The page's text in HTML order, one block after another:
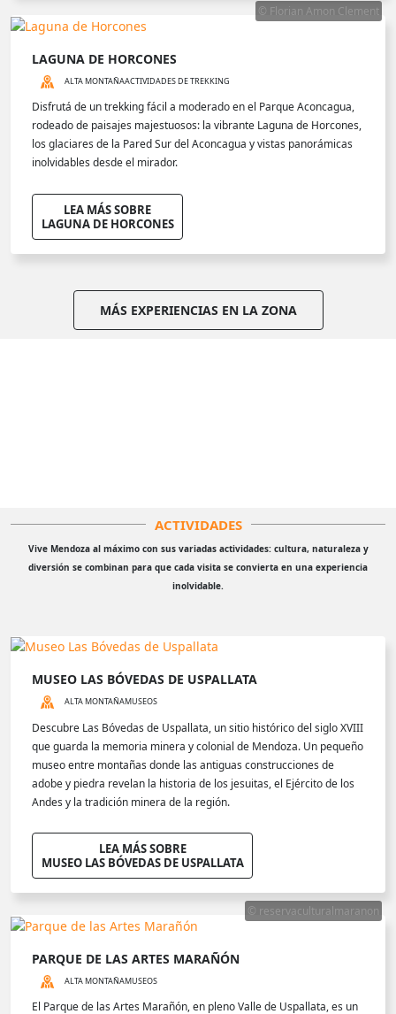
© Florian Amon Clement
LAGUNA DE HORCONES
ALTA MONTAÑAACTIVIDADES DE TREKKING
Disfrutá de un trekking fácil a moderado en el Parque Aconcagua,
rodeado de paisajes majestuosos: la vibrante Laguna de Horcones,
los glaciares de la Pared Sur del Aconcagua y vistas panorámicas
inolvidables desde el mirador.
LEA MÁS SOBRE
LAGUNA DE HORCONES
MÁS EXPERIENCIAS EN LA ZONA
ACTIVIDADES
Vive Mendoza al máximo con sus variadas actividades: cultura, naturaleza y
diversión se combinan para que cada visita se convierta en una experiencia
inolvidable.
MUSEO LAS BÓVEDAS DE USPALLATA
ALTA MONTAÑAMUSEOS
Descubre Las Bóvedas de Uspallata, un sitio histórico del siglo XVIII
que guarda la memoria minera y colonial de Mendoza. Un pequeño
museo entre montañas donde las antiguas construcciones de
adobe y piedra revelan la historia de los jesuitas, el Ejército de los
Andes y la tradición minera de la región.
LEA MÁS SOBRE
MUSEO LAS BÓVEDAS DE USPALLATA
© reservaculturalmaranon
PARQUE DE LAS ARTES MARAÑÓN
ALTA MONTAÑAMUSEOS
El Parque de las Artes Marañón, en pleno Valle de Uspallata, es un